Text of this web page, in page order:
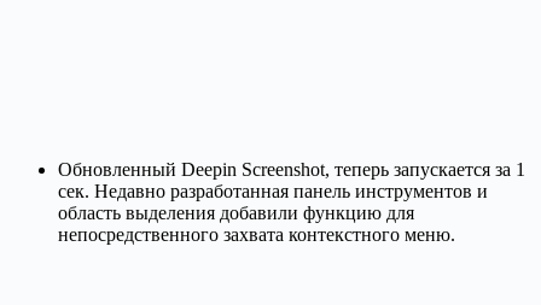
Обновленный Deepin Screenshot, теперь запускается за 1
сек. Недавно разработанная панель инструментов и
область выделения добавили функцию для
непосредственного захвата контекстного меню.